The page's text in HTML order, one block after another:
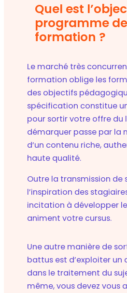
Quel est
programme de
formation ?
Le marché très
formation oblige les
des objectifs
spécification constitue
pour sortir votre offre du
démarquer passe par la
d’un contenu riche,
haute qualité.
Outre la transmission de
l’inspiration des
incitation à développer
animent votre cursus.
Une autre manière de
battus est d’exploiter un
dans le traitement du
même, vous devez vous